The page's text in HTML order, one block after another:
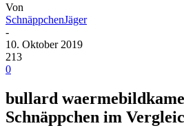
Von
SchnäppchenJäger
-
10. Oktober 2019
213
0
bullard
Schnäppchen im